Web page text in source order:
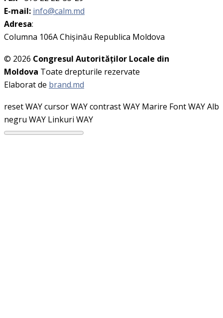
E-mail: info@calm.md
Adresa:
Columna 106A Chişinău Republica Moldova
© 2026 Congresul Autorităţilor Locale din
Moldova Toate drepturile rezervate
Elaborat de brand.md
reset WAYcursor WAYcontrast WAY Marire Font WAYAlb
negru WAY Linkuri WAY